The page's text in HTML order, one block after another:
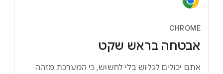
CHROME
אבטחה בראש שקט
אתם יכולים לגלוש בלי לחשוש, כי המערכת מזהה